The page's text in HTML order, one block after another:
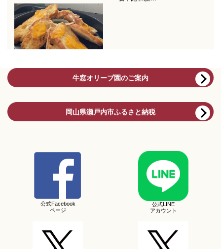
牛窓オリーブ園のご案内
岡山県瀬戸内市ふるさと納税
公式Facebook
ページ
公式LINE
アカウント